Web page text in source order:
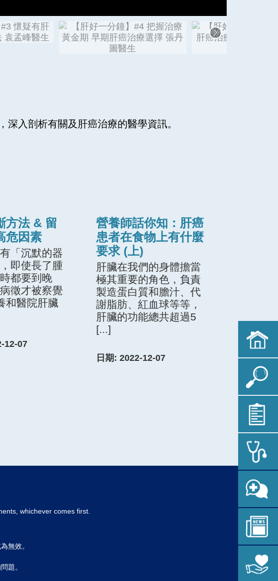
入剖析有關及肝癌治療的醫學資訊。
方法 & 留
危因素
「沉默的器
即使長了腫
都要到晚
徵才被察覺
和醫院肝臟
12-07
營養師話你知：肝癌
患者在食物上有什麼
要求 (上)
肝臟在我們的身體擔當
極其重要的角色，負責
製造蛋白質和膽汁、代
謝脂肪、紅血球等等，
肝臟的功能總共超過5
[...]
日期: 2022-12-07
whichever comes first.
無效。
題。